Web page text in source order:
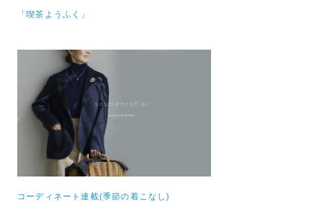
「喫茶ようふく」
コーディネート連載(季節の着こなし)